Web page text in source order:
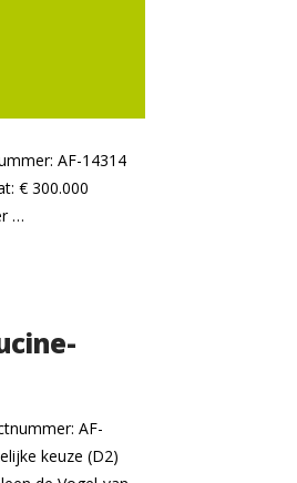
AF-14314
€ 300.000
…
AF-
keuze (D2)